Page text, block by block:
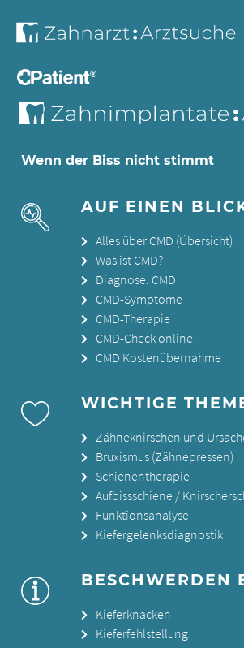
Wenn der Biss nicht stimmt
AUF EINEN
Alles über CMD (Übersicht)
Was ist CMD?
Diagnose: CMD
CMD-Symptome
CMD-Therapie
CMD-Check online
CMD Kostenübernahme
WICHTIGE
Zähneknirschen und
Bruxismus (Zähnepressen)
Schienentherapie
Aufbissschiene /
Funktionsanalyse
Kiefergelenksdiagnostik
BESCHWERDEN
Kieferknacken
Kieferfehlstellung